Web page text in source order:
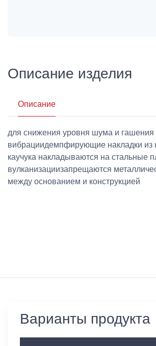
Описание изделия
Описание
для снижения уровня шума и гашения
вибрациидемпфирующие накладки из
каучука накладываются на стальные
вулканизациизапрещаются
между основанием и конструкцией
Варианты продукта